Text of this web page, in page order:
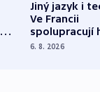
Jiný jazyk i
Ve Francii
spolupracují
různých zemí
6. 8. 2026